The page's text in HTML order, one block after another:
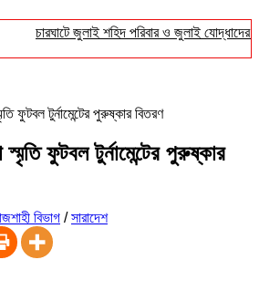
চারঘাটে জুলাই শহিদ পরিবার ও জুলাই যোদ্ধাদের
ফুটবল টুর্নামেন্টের পুরুষ্কার বিতরণ
ফুটবল টুর্নামেন্টের পুরুষ্কার
বিভাগ /সারাদেশ